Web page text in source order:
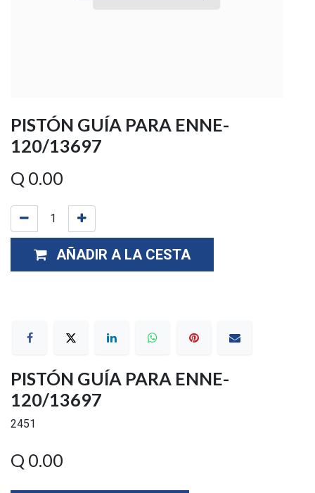
PISTÓN GUÍA PARA ENNE-
120/13697
Q 0.00
AÑADIR A LA CESTA
PISTÓN GUÍA PARA ENNE-
120/13697
2451
Q 0.00